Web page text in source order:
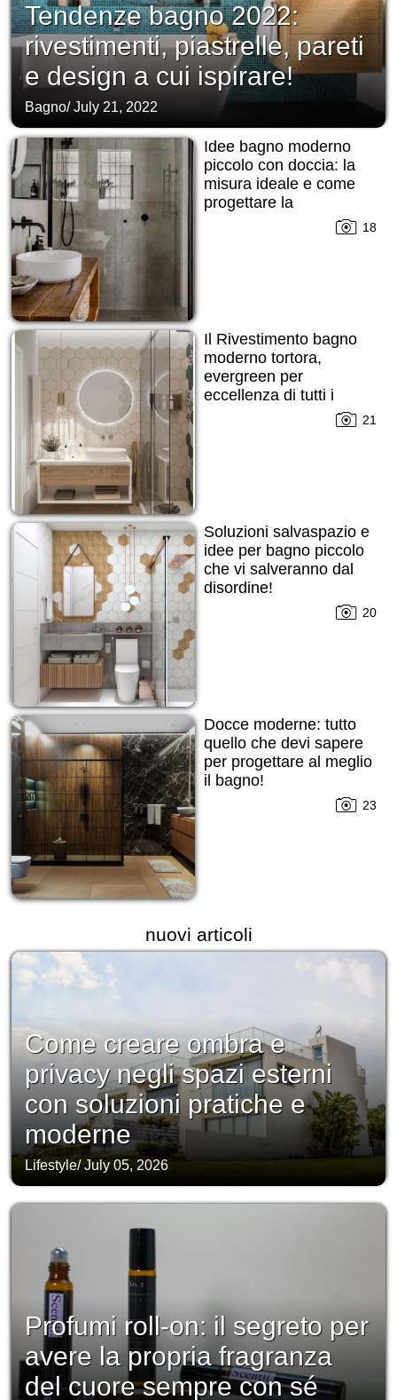
Tendenze bagno 2022:
rivestimenti, piastrelle, pareti
e design a cui ispirare!
Bagno/July 21, 2022
Idee bagno moderno
piccolo con doccia: la
misura ideale e come
progettare la
18
Il Rivestimento bagno
moderno tortora,
evergreen per
eccellenza di tutti i
21
Soluzioni salvaspazio e
idee per bagno piccolo
che vi salveranno dal
disordine!
20
Docce moderne: tutto
quello che devi sapere
per progettare al meglio
il bagno!
23
nuovi articoli
Come creare ombra e
privacy negli spazi esterni
con soluzioni pratiche e
moderne
Lifestyle/July 05, 2026
Profumi roll-on: il segreto per
avere la propria fragranza
del cuore sempre con sé